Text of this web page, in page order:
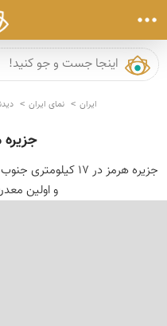
ایران نمای ایران
جزیره هرمز در 17
و اولین